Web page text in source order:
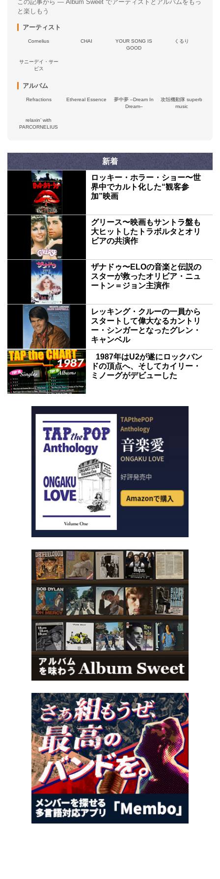
この記事から — Album Sweet でアーティストとアルバムをもっ
と楽しもう
アーティスト
Cornelius CHAI
YOUR SONG IS
GOOD
くるり
サニーデイ・サー
ビス
アルバム
Refractions Ethereal Essence
夢中夢 –Dream In
Dream–
攻殻機動隊 superb
music
relaxin’ with
PARCORNELIUS
新着
ロッキー・ホラー・ショー〜世
界中でカルト化した“観客参
加”映画
グリース〜映画もサントラ盤も
大ヒットしたトラボルタとオリ
ビアの共演作
ザナドゥ〜ELOの音楽と伝説の
スターが救ったオリビア・ニュ
ートン＝ジョン主演作
レッキング・クルーの一員から
スタートして偉大なるカントリ
ー・シンガーとなったグレン・
キャンベル
1987年はU2が遂にロックバン
ドの頂点へ、そしてカイリー・
ミノーグがデビューした